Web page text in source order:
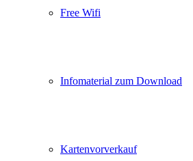
Free Wifi
Infomaterial zum Download
Kartenvorverkauf